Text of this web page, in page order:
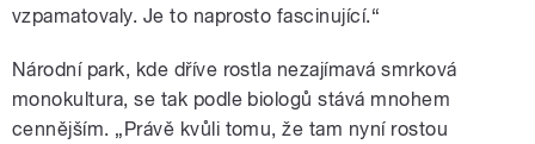
vzpamatovaly. Je to naprosto fascinující.“
Národní park, kde dříve rostla nezajímavá smrková
monokultura, se tak podle biologů stává mnohem
cennějším. „Právě kvůli tomu, že tam nyní rostou